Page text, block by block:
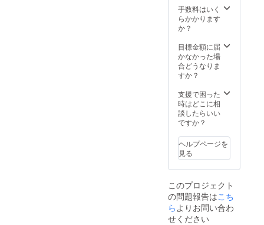
手数料はいく
らかかります
か？
目標金額に届
かなかった場
合どうなりま
すか？
支援で困った
時はどこに相
談したらいい
ですか？
ヘルプページを
見る
このプロジェクト
の問題報告はこち
らよりお問い合わ
せください